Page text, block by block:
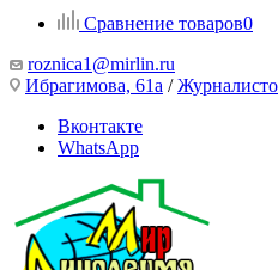
Сравнение товаров0
roznica1@mirlin.ru
Ибрагимова, 61а /
Вконтакте
WhatsApp